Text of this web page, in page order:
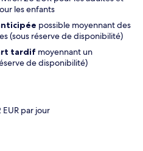
les enfants
possible moyennant des
(sous réserve de disponibilité)
tardif moyennant un
de disponibilité)
par jour